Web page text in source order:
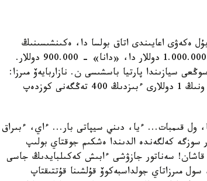
اعايىندى اتاق بولسا دا، ەكىنشىسىنىڭ
ءبىرىنشى تۇرۋعا قۇقى بار: 4 ءارپى ارتىق، ونىڭ نارقى - 1.000.000 دوللار دا، «دانا» - 900.000 دوللار.
سيازىندا پارتيا باسشىسى ن. نازاربايەۆ مىرزا:
«دوللاردى ۇمىتىڭدار!» دەسە دە، ا ق ش امان- ەسەندە، ونىڭ 1 دوللارى ءبىزدىڭ 400 تەڭگەنى كوزدەپ
ول قىمبات... ءيا، دىني سيپاتى بار... ءاي، ءبىراق
سويلەر سوزگە كەلگەندە الدىندا ەشكىم جوقتاي بولىپ
قاشان! سەناتور جازۋشى ءابىش كەكىلبايدىڭ جاسى
سول مىرزاتاي جولداسبەكوۆ قۇلشىنا قۇتتىقتاپ